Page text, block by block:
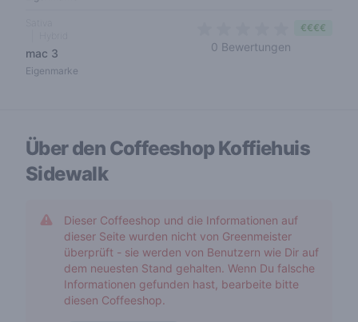
mac 3
Eigenmarke
0 Bewertungen
€€€€
Über den CoffeeshopKoffiehuis
Sidewalk
Dieser Coffeeshop und die Informationen auf
dieser Seite wurden nicht von Greenmeister
überprüft - sie werden von Benutzern wie Dir auf
dem neuesten Stand gehalten. Wenn Du falsche
Informationen gefunden hast, bearbeite bitte
diesen Coffeeshop.